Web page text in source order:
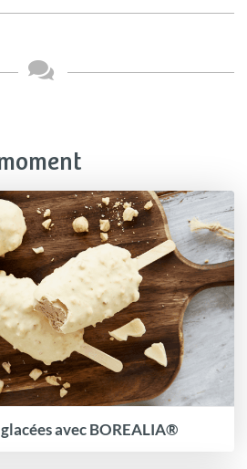
avec BOREALIA®